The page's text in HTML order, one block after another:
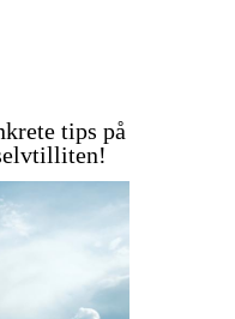
tips på